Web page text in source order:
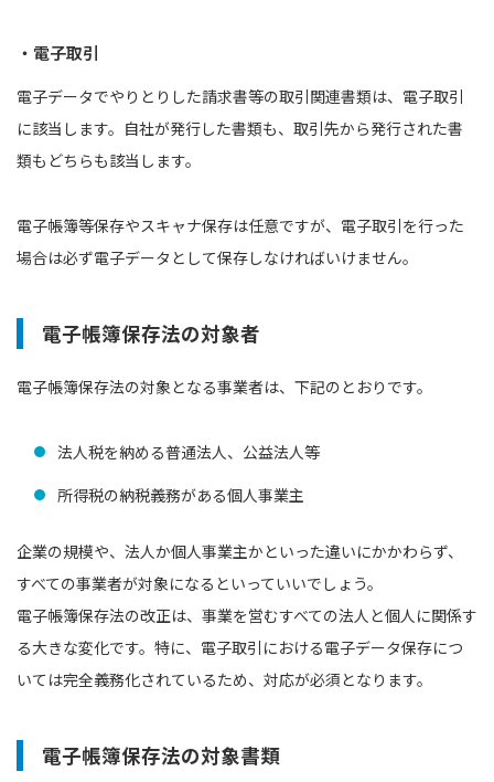
・電子取引
電子データでやりとりした請求書等の取引関連書類は、電子取引
に該当します。自社が発行した書類も、取引先から発行された書
類もどちらも該当します。
電子帳簿等保存やスキャナ保存は任意ですが、電子取引を行った
場合は必ず電子データとして保存しなければいけません。
電子帳簿保存法の対象者
電子帳簿保存法の対象となる事業者は、下記のとおりです。
法人税を納める普通法人、公益法人等
所得税の納税義務がある個人事業主
企業の規模や、法人か個人事業主かといった違いにかかわらず、
すべての事業者が対象になるといっていいでしょう。
電子帳簿保存法の改正は、事業を営むすべての法人と個人に関係す
る大きな変化です。特に、電子取引における電子データ保存につ
いては完全義務化されているため、対応が必須となります。
電子帳簿保存法の対象書類